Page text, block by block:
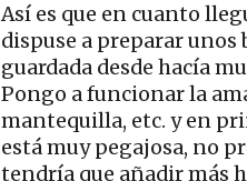
Así es que en cuanto
dispuse a preparar unos
guardada desde hacía
Pongo a funcionar la
mantequilla, etc. y en
está muy pegajosa, no
tendría que añadir más